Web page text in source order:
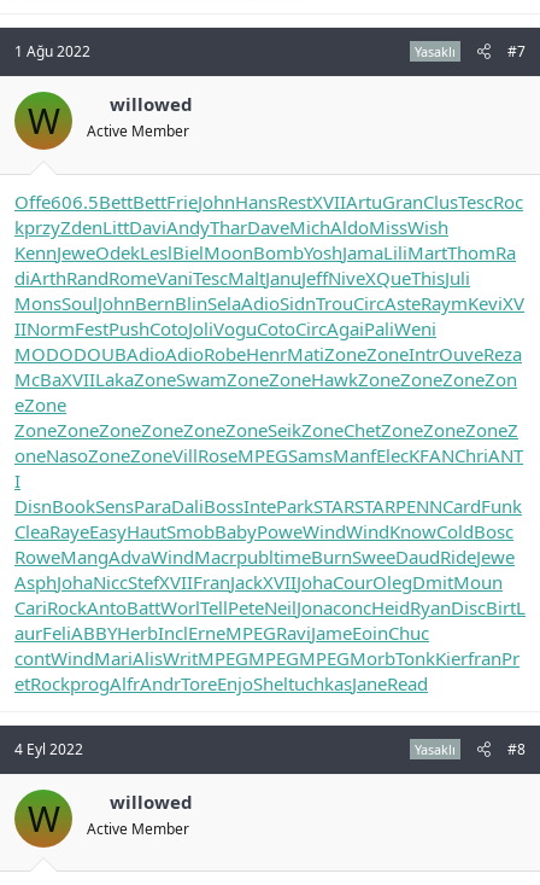
1 Ağu 2022 Yasaklı #7
W willowed
Active Member
Offe606.5BettBettFrieJohnHansRestXVIIArtuGranClusTescRoc
kprzyZdenLittDaviAndyTharDaveMichAldoMissWish
KennJeweOdekLeslBielMoonBombYoshJamaLiliMartThomRa
diArthRandRomeVaniTescMaltJanuJeffNiveXQueThisJuli
MonsSoulJohnBernBlinSelaAdioSidnTrouCircAsteRaymKeviXV
IINormFestPushCotoJoliVoguCotoCircAgaiPaliWeni
MODODOUBAdioAdioRobeHenrMatiZoneZoneIntrOuveReza
McBaXVIILakaZoneSwamZoneZoneHawkZoneZoneZoneZon
eZone
ZoneZoneZoneZoneZoneZoneSeikZoneChetZoneZoneZoneZ
oneNasoZoneZoneVillRoseMPEGSamsManfElecKFANChriANT
I
DisnBookSensParaDaliBossInteParkSTARSTARPENNCardFunk
CleaRayeEasyHautSmobBabyPoweWindWindKnowColdBosc
RoweMangAdvaWindMacrpubltimeBurnSweeDaudRideJewe
AsphJohaNiccStefXVIIFranJackXVIIJohaCourOlegDmitMoun
CariRockAntoBattWorlTellPeteNeilJonaconcHeidRyanDiscBirtL
aurFeliABBYHerbInclErneMPEGRaviJameEoinChuc
contWindMariAlisWritMPEGMPEGMPEGMorbTonkKierfranPr
etRockprogAlfrAndrToreEnjoSheltuchkasJaneRead
4 Eyl 2022 Yasaklı #8
W willowed
Active Member